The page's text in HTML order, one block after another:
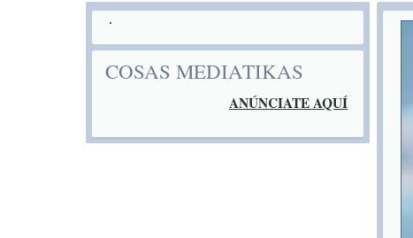
COSAS MEDIATIKAS
ANÚNCIATE AQUÍ